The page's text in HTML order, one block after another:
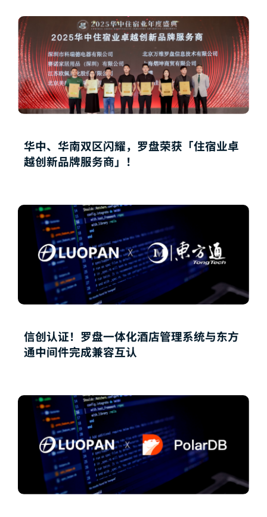
华中、华南双区闪耀，罗盘荣获「住宿业卓
越创新品牌服务商」！
信创认证！罗盘一体化酒店管理系统与东方
通中间件完成兼容互认